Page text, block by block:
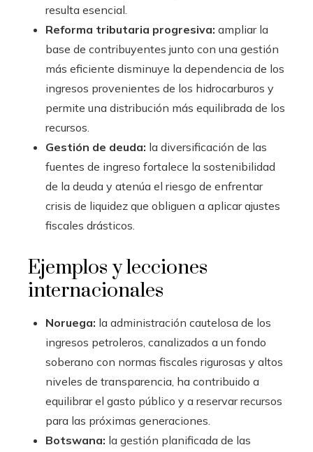
resulta esencial.
Reforma tributaria progresiva: ampliar la
base de contribuyentes junto con una gestión
más eficiente disminuye la dependencia de los
ingresos provenientes de los hidrocarburos y
permite una distribución más equilibrada de los
recursos.
Gestión de deuda: la diversificación de las
fuentes de ingreso fortalece la sostenibilidad
de la deuda y atenúa el riesgo de enfrentar
crisis de liquidez que obliguen a aplicar ajustes
fiscales drásticos.
Ejemplos y lecciones
internacionales
Noruega: la administración cautelosa de los
ingresos petroleros, canalizados a un fondo
soberano con normas fiscales rigurosas y altos
niveles de transparencia, ha contribuido a
equilibrar el gasto público y a reservar recursos
para las próximas generaciones.
Botswana: la gestión planificada de las